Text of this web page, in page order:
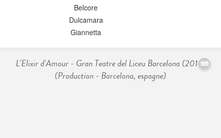
Belcore
Dulcamara
Giannetta
L'Elixir d'Amour - Gran Teatre del Liceu Barcelona (2018)
(Production - Barcelona, espagne)